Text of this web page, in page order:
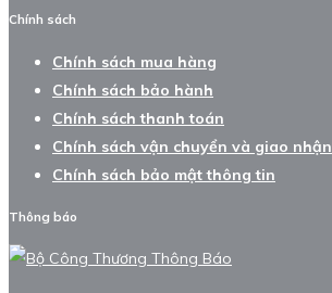
Chính sách
Chính sách mua hàng
Chính sách bảo hành
Chính sách thanh toán
Chính sách vận chuyển và giao nhận
Chính sách bảo mật thông tin
Thông báo